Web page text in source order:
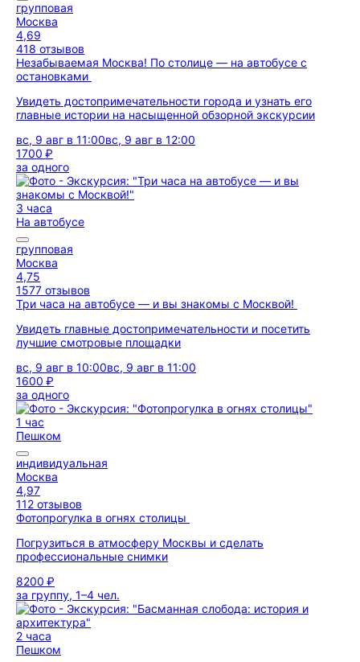
групповая
Москва
4,69
418 отзывов
Незабываемая Москва! По столице — на автобусе с
остановками
Увидеть достопримечательности города и узнать его
главные истории на насыщенной обзорной экскурсии
вс, 9 авг в 11:00вс, 9 авг в 12:00
1700 ₽
за одного
3 часа
На автобусе
групповая
Москва
4,75
1577 отзывов
Три часа на автобусе — и вы знакомы с Москвой!
Увидеть главные достопримечательности и посетить
лучшие смотровые площадки
вс, 9 авг в 10:00вс, 9 авг в 11:00
1600 ₽
за одного
1 час
Пешком
индивидуальная
Москва
4,97
112 отзывов
Фотопрогулка в огнях столицы
Погрузиться в атмосферу Москвы и сделать
профессиональные снимки
8200 ₽
за группу, 1–4 чел.
2 часа
Пешком